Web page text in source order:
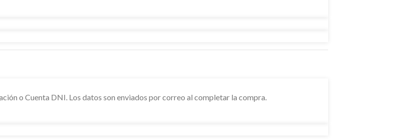
o Cuenta DNI. Los datos son enviados por correo al completar la compra.